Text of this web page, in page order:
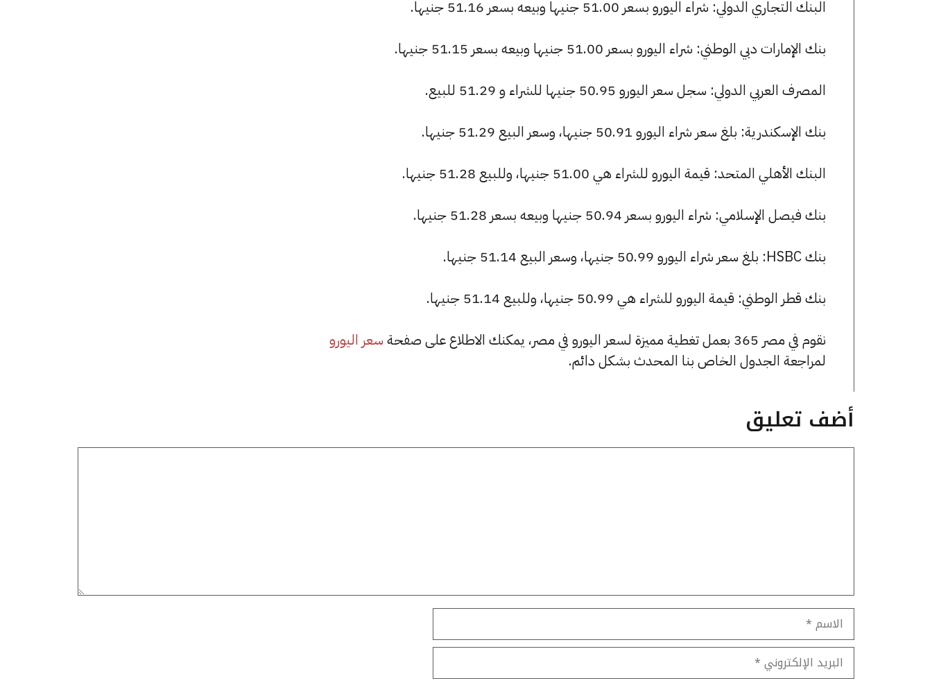
البنك التجاري الدولي: شراء اليورو بسعر 51.00 جنيها وبيعه بسعر 51.16 جنيها.
بنك الإمارات دبي الوطني: شراء اليورو بسعر 51.00 جنيها وبيعه بسعر 51.15 جنيها.
المصرف العربي الدولي: سجل سعر اليورو 50.95 جنيها للشراء و 51.29 للبيع.
بنك الإسكندرية: بلغ سعر شراء اليورو 50.91 جنيها، وسعر البيع 51.29 جنيها.
البنك الأهلي المتحد: قيمة اليورو للشراء هي 51.00 جنيها، وللبيع 51.28 جنيها.
بنك فيصل الإسلامي: شراء اليورو بسعر 50.94 جنيها وبيعه بسعر 51.28 جنيها.
بنك HSBC: بلغ سعر شراء اليورو 50.99 جنيها، وسعر البيع 51.14 جنيها.
بنك قطر الوطني: قيمة اليورو للشراء هي 50.99 جنيها، وللبيع 51.14 جنيها.
نقوم في مصر 365 بعمل تغطية مميزة لسعر اليورو في مصر، يمكنك الاطلاع على صفحة
سعر اليورو
لمراجعة الجدول الخاص بنا المحدث بشكل دائم.
أضف تعليق
الاسم
البريد
الإلكتروني